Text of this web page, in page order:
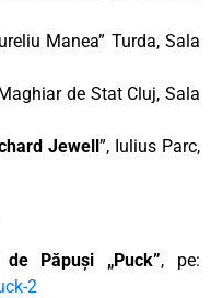
Manea” Turda, Sala
de Stat Cluj, Sala
Jewell”, Iulius Parc,
de Păpuși „Puck”, pe:
2